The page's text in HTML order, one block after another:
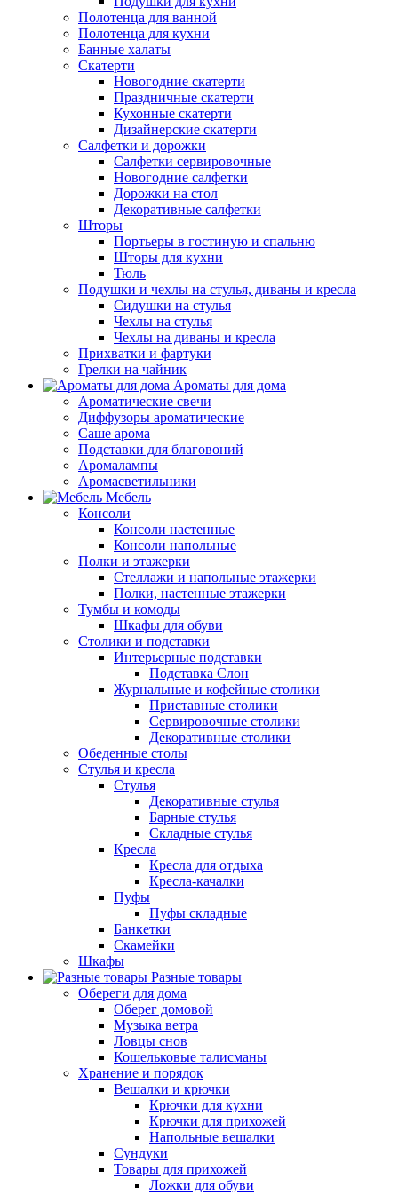
Полотенца для ванной
Полотенца для кухни
Банные халаты
Скатерти
Новогодние скатерти
Праздничные скатерти
Кухонные скатерти
Дизайнерские скатерти
Салфетки и дорожки
Салфетки сервировочные
Новогодние салфетки
Дорожки на стол
Декоративные салфетки
Шторы
Портьеры в гостиную и спальню
Шторы для кухни
Тюль
Подушки и чехлы на стулья, диваны и кресла
Сидушки на стулья
Чехлы на стулья
Чехлы на диваны и кресла
Прихватки и фартуки
Грелки на чайник
Ароматы для дома
Ароматические свечи
Диффузоры ароматические
Саше арома
Подставки для благовоний
Аромалампы
Аромасветильники
Мебель
Консоли
Консоли настенные
Консоли напольные
Полки и этажерки
Стеллажи и напольные этажерки
Полки, настенные этажерки
Тумбы и комоды
Шкафы для обуви
Столики и подставки
Интерьерные подставки
Подставка Слон
Журнальные и кофейные столики
Приставные столики
Сервировочные столики
Декоративные столики
Обеденные столы
Стулья и кресла
Стулья
Декоративные стулья
Барные стулья
Складные стулья
Кресла
Кресла для отдыха
Кресла-качалки
Пуфы
Пуфы складные
Банкетки
Скамейки
Шкафы
Разные товары
Обереги для дома
Оберег домовой
Музыка ветра
Ловцы снов
Кошельковые талисманы
Хранение и порядок
Вешалки и крючки
Крючки для кухни
Крючки для прихожей
Напольные вешалки
Сундуки
Товары для прихожей
Ложки для обуви